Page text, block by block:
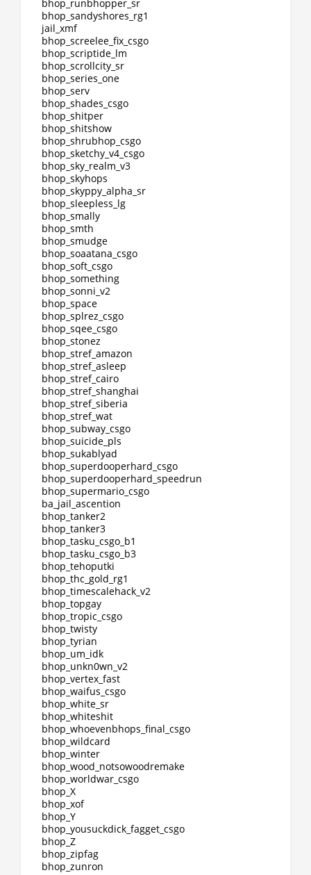
bhop_runbhopper_sr
bhop_sandyshores_rg1
jail_xmf
bhop_screelee_fix_csgo
bhop_scriptide_lm
bhop_scrollcity_sr
bhop_series_one
bhop_serv
bhop_shades_csgo
bhop_shitper
bhop_shitshow
bhop_shrubhop_csgo
bhop_sketchy_v4_csgo
bhop_sky_realm_v3
bhop_skyhops
bhop_skyppy_alpha_sr
bhop_sleepless_lg
bhop_smally
bhop_smth
bhop_smudge
bhop_soaatana_csgo
bhop_soft_csgo
bhop_something
bhop_sonni_v2
bhop_space
bhop_splrez_csgo
bhop_sqee_csgo
bhop_stonez
bhop_stref_amazon
bhop_stref_asleep
bhop_stref_cairo
bhop_stref_shanghai
bhop_stref_siberia
bhop_stref_wat
bhop_subway_csgo
bhop_suicide_pls
bhop_sukablyad
bhop_superdooperhard_csgo
bhop_superdooperhard_speedrun
bhop_supermario_csgo
ba_jail_ascention
bhop_tanker2
bhop_tanker3
bhop_tasku_csgo_b1
bhop_tasku_csgo_b3
bhop_tehoputki
bhop_thc_gold_rg1
bhop_timescalehack_v2
bhop_topgay
bhop_tropic_csgo
bhop_twisty
bhop_tyrian
bhop_um_idk
bhop_unkn0wn_v2
bhop_vertex_fast
bhop_waifus_csgo
bhop_white_sr
bhop_whiteshit
bhop_whoevenbhops_final_csgo
bhop_wildcard
bhop_winter
bhop_wood_notsowoodremake
bhop_worldwar_csgo
bhop_X
bhop_xof
bhop_Y
bhop_yousuckdick_fagget_csgo
bhop_Z
bhop_zipfag
bhop_zunron